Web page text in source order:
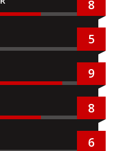
8
5
9
8
6